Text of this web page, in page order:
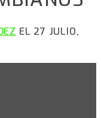
EL 27 JULIO,